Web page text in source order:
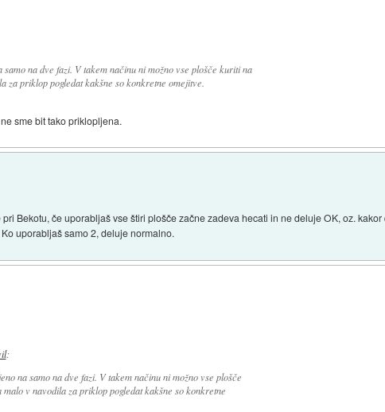
na dve fazi. V takem načinu ni možno vse plošče kuriti na
za priklop pogledat kakšne so konkretne omejitve.
sme bit tako priklopljena.
Bekotu, če uporabljaš vse štiri plošče začne zadeva hecati in ne deluje OK, oz.
uporabljaš samo 2, deluje normalno.
:
na samo na dve fazi. V takem načinu ni možno vse plošče
v navodila za priklop pogledat kakšne so konkretne